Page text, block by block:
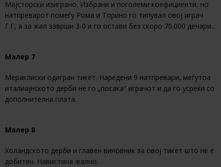
Мајсторски изиграно. Избрани и поголеми коефициенти, но
натпреварот помеѓу Рома и Торино го типувал овој играч
Г.Г, а за жал заврши 3-0 и го остави без скоро 70.000 денари..
Малер 7
Мераклиски одигран тикет. Наредени 9 натпревари, меѓутоа
италиајнското дерби не го „посака“ играчот и да го усреќи со
дополнителна плата.
Малер 8
Холандското дерби и главен виновник за овој тикет што не е
добитен. Навистина жално.